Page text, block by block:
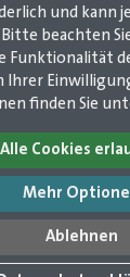
und kann
beachten
Funktionalität
Ihrer
finden Sie
Alle Cookies
Mehr
Ablehnen
56
57